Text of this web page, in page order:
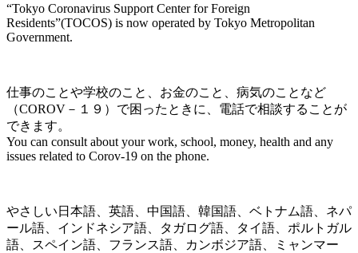
“Tokyo Coronavirus Support Center for Foreign
Residents”(TOCOS) is now operated by Tokyo Metropolitan
Government.
仕事のことや学校のこと、お金のこと、病気のことなど
（COROV－１９）で困ったときに、電話で相談することが
できます。
You can consult about your work, school, money, health and any
issues related to Corov-19 on the phone.
やさしい日本語、英語、中国語、韓国語、ベトナム語、ネパ
ール語、インドネシア語、タガログ語、タイ語、ポルトガル
語、スペイン語、フランス語、カンボジア語、ミャンマー